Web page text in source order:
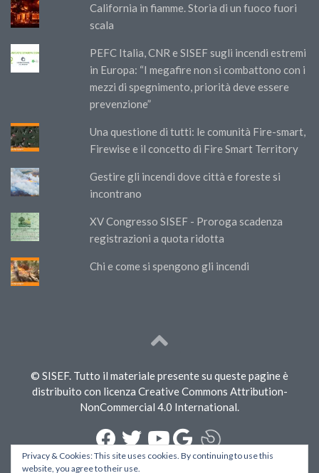
California in fiamme. Storia di un fuoco fuori
scala
PEFC Italia, CNR e SISEF sugli incendi estremi
in Europa: “I megafire non si combattono con i
mezzi di spegnimento, priorità deve essere
prevenzione”
Una questione di tutti: le comunità Fire-smart,
Firewise e il concetto di Fire Smart Territory
Gestire gli incendi dove città e foreste si
incontrano
XV Congresso SISEF - Proroga scadenza
registrazioni a quota ridotta
Chi e come si spengono gli incendi
© SISEF. Tutto il materiale presente su queste pagine è
distribuito con licenza Creative Commons Attribution-
NonCommercial 4.0 International.
Privacy & Cookies: This site uses cookies. By continuing to use this
website, you agree to their use.